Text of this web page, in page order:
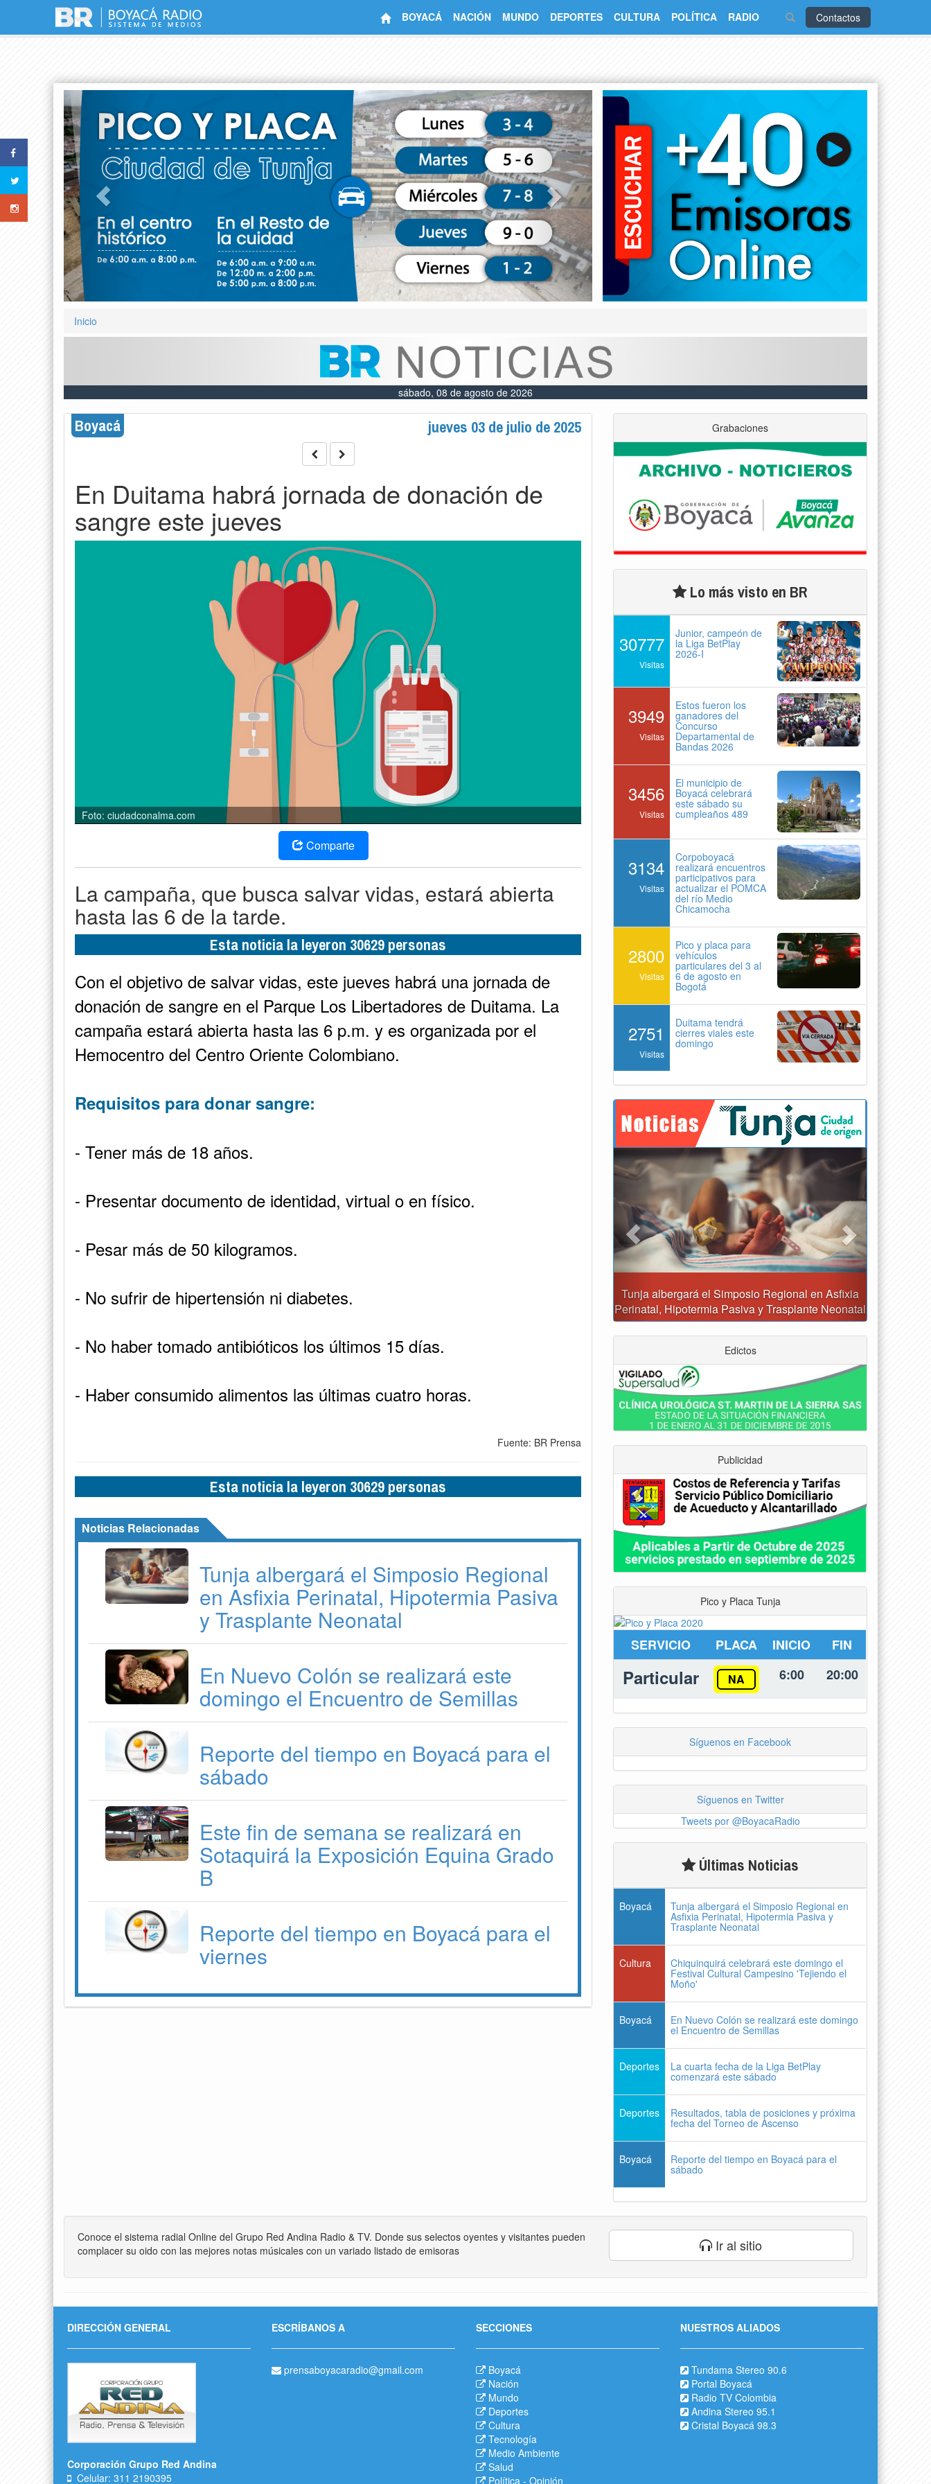
Contactos
BOYACÁ NACIÓN MUNDO DEPORTES CULTURA POLÍTICA RADIO
Next
Inicio
sábado, 08 de agosto de 2026
Boyacá jueves 03 de julio de 2025
En Duitama habrá jornada de donación de
sangre este jueves
Foto: ciudadconalma.com
Comparte
La campaña, que busca salvar vidas, estará abierta
hasta las 6 de la tarde.
Esta noticia la leyeron 30629 personas
Con el objetivo de salvar vidas, este jueves habrá una jornada de
donación de sangre en el Parque Los Libertadores de Duitama. La
campaña estará abierta hasta las 6 p.m. y es organizada por el
Hemocentro del Centro Oriente Colombiano.
Requisitos para donar sangre:
- Tener más de 18 años.
- Presentar documento de identidad, virtual o en físico.
- Pesar más de 50 kilogramos.
- No sufrir de hipertensión ni diabetes.
- No haber tomado antibióticos los últimos 15 días.
- Haber consumido alimentos las últimas cuatro horas.
Fuente: BR Prensa
Esta noticia la leyeron 30629 personas
Noticias Relacionadas
Tunja albergará el Simposio Regional
en Asfixia Perinatal, Hipotermia Pasiva
y Trasplante Neonatal
En Nuevo Colón se realizará este
domingo el Encuentro de Semillas
Reporte del tiempo en Boyacá para el
sábado
Este fin de semana se realizará en
Sotaquirá la Exposición Equina Grado
B
Reporte del tiempo en Boyacá para el
viernes
Grabaciones
Lo más visto en BR
30777
Visitas
Junior, campeón de
la Liga BetPlay
2026-I
3949
Visitas
Estos fueron los
ganadores del
Concurso
Departamental de
Bandas 2026
3456
Visitas
El municipio de
Boyacá celebrará
este sábado su
cumpleaños 489
3134
Visitas
Corpoboyacá
realizará encuentros
participativos para
actualizar el POMCA
del río Medio
Chicamocha
2800
Visitas
Pico y placa para
vehículos
particulares del 3 al
6 de agosto en
Bogotá
2751
Visitas
Duitama tendrá
cierres viales este
domingo
Reporte del tiempo en Boyacá para el sábado
Previous Next
Edictos
Publicidad
Pico y Placa Tunja
SERVICIO PLACA INICIO FIN
Particular NA 6:00 20:00
Síguenos en Facebook
Síguenos en Twitter
Tweets por @BoyacaRadio
Últimas Noticias
Boyacá Tunja albergará el Simposio Regional en
Asfixia Perinatal, Hipotermia Pasiva y
Trasplante Neonatal
Cultura Chiquinquirá celebrará este domingo el
Festival Cultural Campesino 'Tejiendo el
Moño'
Boyacá En Nuevo Colón se realizará este domingo
el Encuentro de Semillas
Deportes La cuarta fecha de la Liga BetPlay
comenzará este sábado
Deportes Resultados, tabla de posiciones y próxima
fecha del Torneo de Ascenso
Boyacá Reporte del tiempo en Boyacá para el
sábado
Conoce el sistema radial Online del Grupo Red Andina Radio & TV. Donde sus selectos oyentes y visitantes pueden
complacer su oido con las mejores notas músicales con un variado listado de emisoras
Ir al sitio
DIRECCIÓN GENERAL
Corporación Grupo Red Andina
Celular: 311 2190395
ESCRÍBANOS A
prensaboyacaradio@gmail.com
SECCIONES
Boyacá
Nación
Mundo
Deportes
Cultura
Tecnología
Medio Ambiente
Salud
Política - Opinión
NUESTROS ALIADOS
Tundama Stereo 90.6
Portal Boyacá
Radio TV Colombia
Andina Stereo 95.1
Cristal Boyacá 98.3